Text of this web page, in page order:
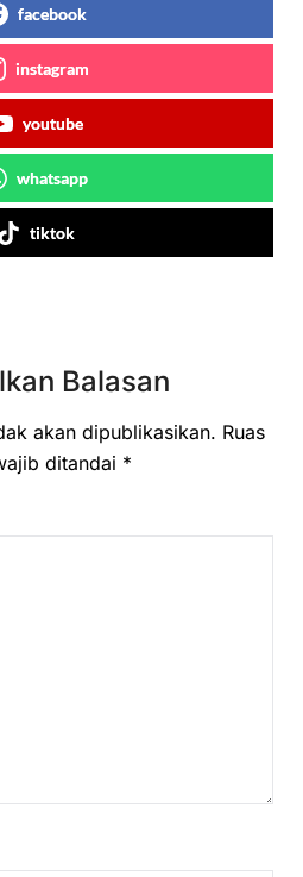
facebook
instagram
youtube
whatsapp
tiktok
Balasan
akan dipublikasikan. Ruas
ditandai *